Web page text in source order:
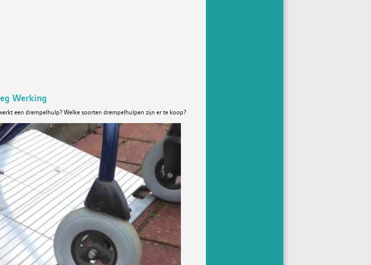
Werking
een drempelhulp? Welke soorten drempelhulpen zijn er te koop?